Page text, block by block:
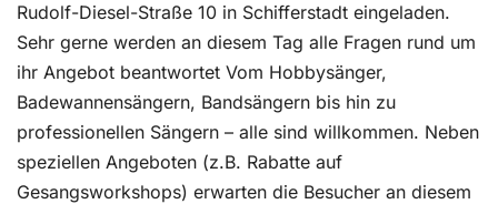
Rudolf-Diesel-Straße 10 in Schifferstadt eingeladen.
Sehr gerne werden an diesem Tag alle Fragen rund um
ihr Angebot beantwortet Vom Hobbysänger,
Badewannensängern, Bandsängern bis hin zu
professionellen Sängern – alle sind willkommen. Neben
speziellen Angeboten (z.B. Rabatte auf
Gesangsworkshops) erwarten die Besucher an diesem